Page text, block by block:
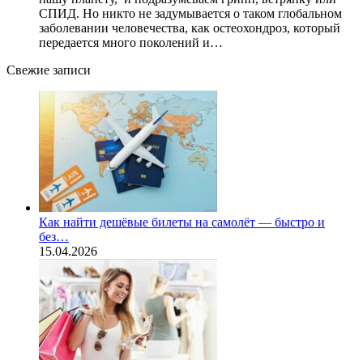
СПИД. Но никто не задумывается о таком глобальном
заболевании человечества, как остеохондроз, который
передается много поколений и…
Свежие записи
Как найти дешёвые билеты на самолёт — быстро и
без…
15.04.2026